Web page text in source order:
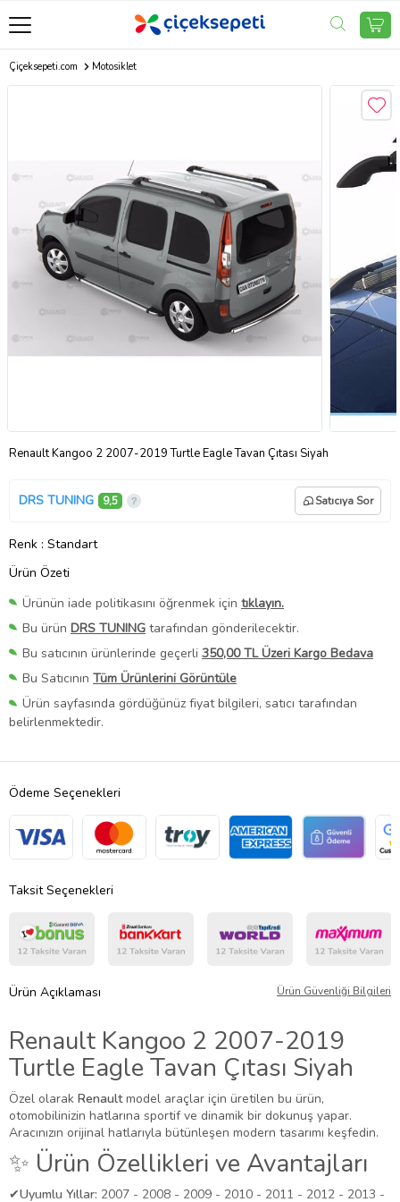
Çiçeksepeti.com Motosiklet
Renault Kangoo 2 2007-2019 Turtle Eagle Tavan Çıtası Siyah
DRS TUNING 9,5 Satıcıya Sor
Renk : Standart
Ürün Özeti
Ürünün iade politikasını öğrenmek için tıklayın.
Bu ürün DRS TUNING tarafından gönderilecektir.
Bu satıcının ürünlerinde geçerli 350,00 TL Üzeri Kargo Bedava
Bu Satıcının Tüm Ürünlerini Görüntüle
Ürün sayfasında gördüğünüz fiyat bilgileri, satıcı tarafından
belirlenmektedir.
Ödeme Seçenekleri
Taksit Seçenekleri
Ürün Açıklaması Ürün Güvenliği Bilgileri
Renault Kangoo 2 2007-2019
Turtle Eagle Tavan Çıtası Siyah
Özel olarak Renaultmodel araçlar için üretilen bu ürün,
otomobilinizin hatlarına sportif ve dinamik bir dokunuş yapar.
Aracınızın orijinal hatlarıyla bütünleşen modern tasarımı keşfedin.
✨ Ürün Özellikleri ve Avantajları
✔Uyumlu Yıllar: 2007 - 2008 - 2009 - 2010 - 2011 - 2012 - 2013 -